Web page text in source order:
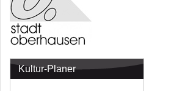
Kultur-Planer